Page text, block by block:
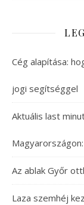
Cég alapítása:
jogi segítséggel
Aktuális last
Az ablak Győr
Laza szemhéj